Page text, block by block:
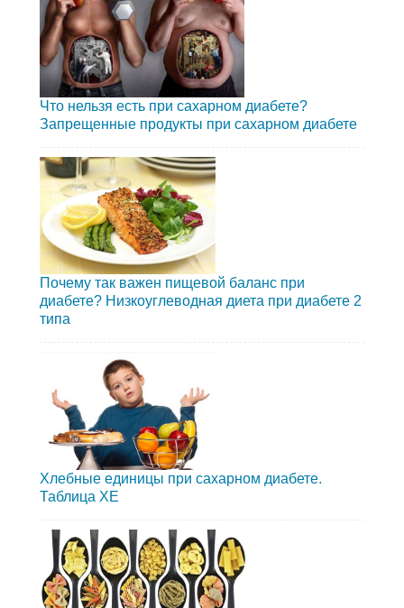
Что нельзя есть при сахарном диабете?
Запрещенные продукты при сахарном диабете
Почему так важен пищевой баланс при
диабете? Низкоуглеводная диета при диабете 2
типа
Хлебные единицы при сахарном диабете.
Таблица ХЕ